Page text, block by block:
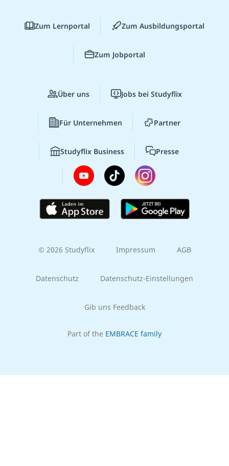
Zum Lernportal Zum Ausbildungsportal
Zum Jobportal
Über uns Jobs bei Studyflix
Für Unternehmen Partner
Studyflix Business Presse
© 2026 Studyflix Impressum AGB
Datenschutz Datenschutz-Einstellungen
Gib uns Feedback
Part of the EMBRACE family